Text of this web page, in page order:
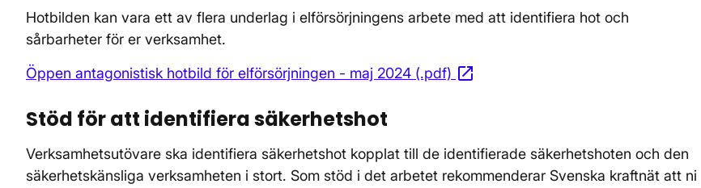
Hotbilden kan vara ett av flera underlag i elförsörjningens arbete med att identifiera hot och
sårbarheter för er verksamhet.
Öppen antagonistisk hotbild för elförsörjningen - maj 2024 (.pdf) open_in_new
Stöd för att identifiera säkerhetshot
Verksamhetsutövare ska identifiera säkerhetshot kopplat till de identifierade säkerhetshoten och den
säkerhetskänsliga verksamheten i stort. Som stöd i det arbetet rekommenderar Svenska kraftnät att ni